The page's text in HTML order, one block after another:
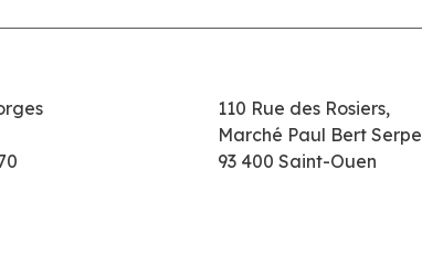
110 Rue des Rosiers,
Marché Paul Bert
93 400 Saint-Ouen